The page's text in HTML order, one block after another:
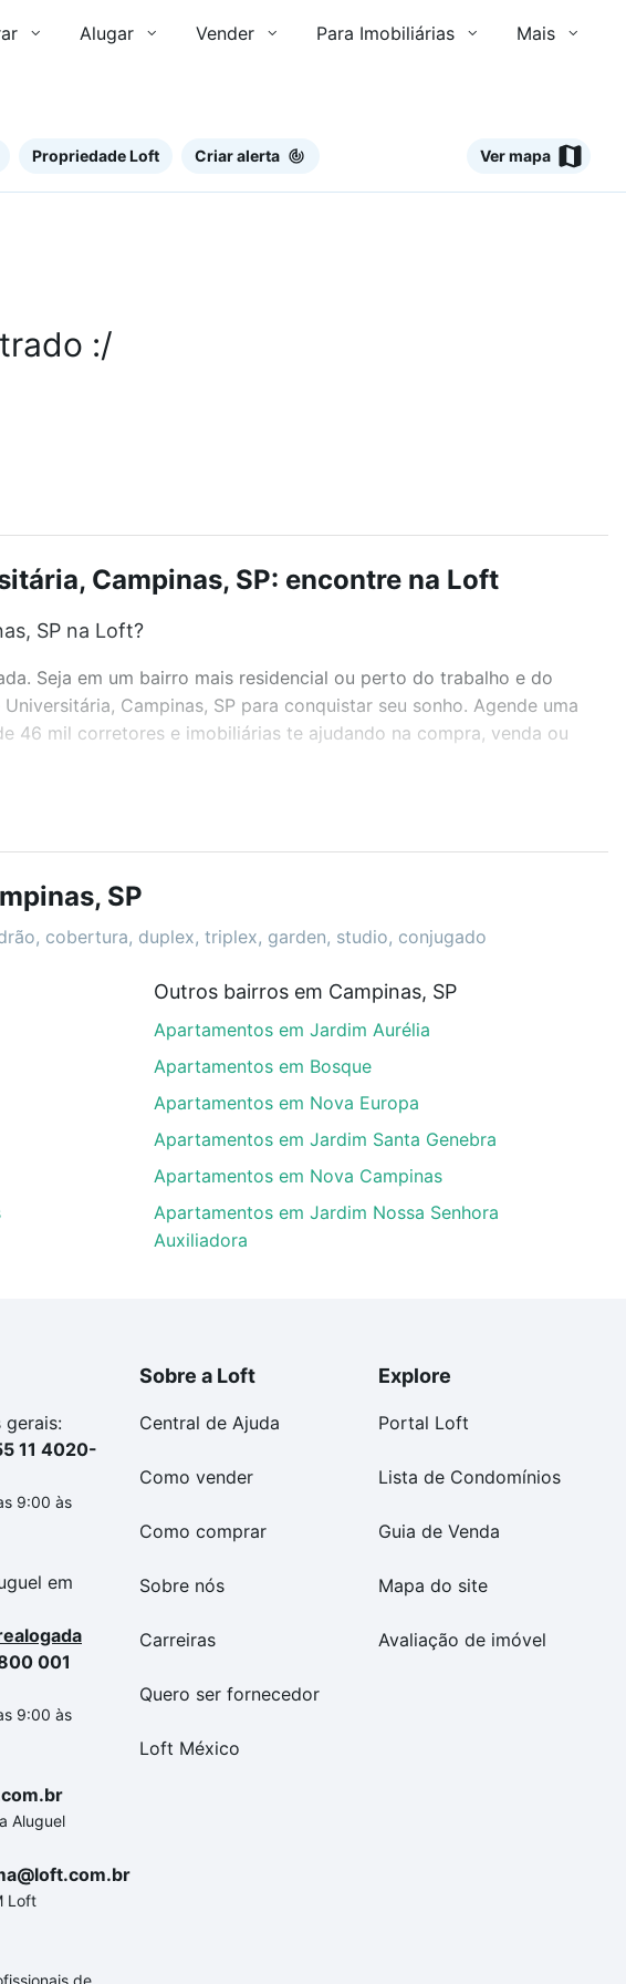
Alugar Vender Para Imobiliárias Mais
Propriedade Loft Criar alerta Ver mapa
:/
Campinas, SP: encontre na Loft
SP na Loft?
Seja em um bairro mais residencial ou perto do trabalho e do
Campinas, SP para conquistar seu sonho. Agende uma
46 mil corretores e imobiliárias te ajudando na compra, venda ou
pode usar os filtros como quantidade de quartos, suítes, com
piscina, academia, salão de festas ou área verde e encontrar
Campinas, SP que custam a partir de R$ 0 e com
tem alguma dúvida dos custos envolvidos no processo de
o imóvel dos seus sonhos com segurança e conforto. Loft,
SP
cobertura, duplex, triplex, garden, studio, conjugado
Outros bairros em Campinas, SP
Apartamentos em Jardim Aurélia
Apartamentos em Bosque
Apartamentos em Nova Europa
Apartamentos em Jardim Santa Genebra
Apartamentos em Nova Campinas
Apartamentos em Jardim Nossa Senhora
Auxiliadora
gerais:
11 4020-
9:00 às
em
001
9:00 às
Aluguel
Loft
de
Sobre a Loft
Central de Ajuda
Como vender
Como comprar
Sobre nós
Carreiras
Quero ser fornecedor
Loft México
Explore
Portal Loft
Lista de Condomínios
Guia de Venda
Mapa do site
Avaliação de imóvel